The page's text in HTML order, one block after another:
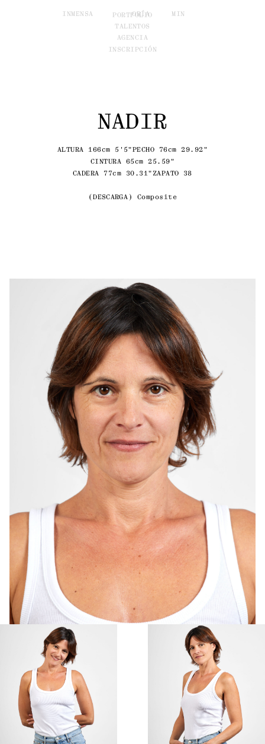
INM ENSA
PORTFOLIO
TALENTOS
AGENCIA
INSCRIPCIÓN
MIN
ORÍA
NADIR
ALTURA 166cm 5'5"PECHO 76cm 29.92"
CINTURA 65cm 25.59"
CADERA 77cm 30.31" ZAPATO 38
DESCARGA Composite